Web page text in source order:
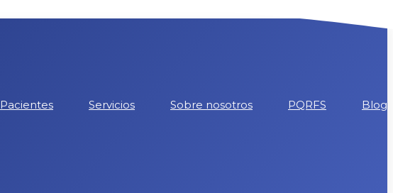
Pacientes Servicios Sobre nosotros PQRFS Blog